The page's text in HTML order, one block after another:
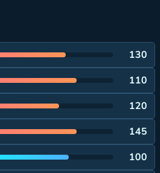
130
110
120
145
100